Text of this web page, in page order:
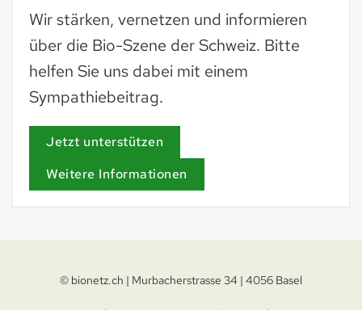
Wir stärken, vernetzen und informieren
über die Bio-Szene der Schweiz. Bitte
helfen Sie uns dabei mit einem
Sympathiebeitrag.
Jetzt unterstützen
Weitere Informationen
© bionetz.ch | Murbacherstrasse 34 | 4056 Basel